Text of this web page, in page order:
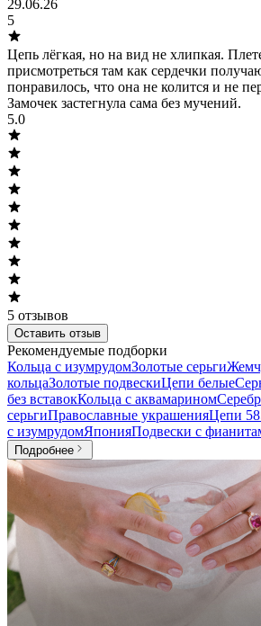
29.06.26
5
Цепь лёгкая, но на вид не хлипкая.
присмотреться там как сердечки
понравилось, что она не колится и не
Замочек застегнула сама без мучений.
5.0
5 отзывов
Оставить отзыв
Рекомендуемые подборки
Кольца с изумрудомЗолотые серьги
кольцаЗолотые подвескиЦепи белые
без вставокКольца с аквамарином
серьгиПравославные украшенияЦепи
с изумрудомЯпонияПодвески с
Подробнее